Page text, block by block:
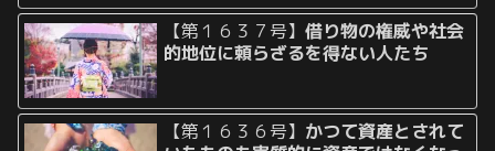
【第１６３７号】借り物の権威や社会
的地位に頼らざるを得ない人たち
【第１６３６号】 かつて資産とされて